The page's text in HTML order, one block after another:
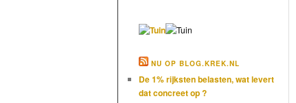
NU OP BLOG.KREK.NL
De 1% rijksten belasten, wat levert
dat concreet op ?